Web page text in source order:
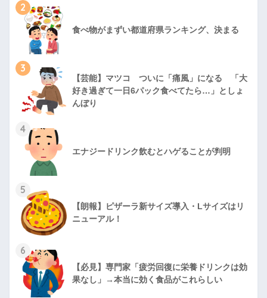
2
食べ物がまずい都道府県ランキング、決まる
3
【芸能】マツコ ついに「痛風」になる 「大
好き過ぎて一日6パック食べてたら…」としょ
んぼり
4
エナジードリンク飲むとハゲることが判明
5
【朗報】ピザーラ新サイズ導入・Lサイズはリ
ニューアル！
6
【必見】専門家「疲労回復に栄養ドリンクは効
果なし」→本当に効く食品がこれらしい